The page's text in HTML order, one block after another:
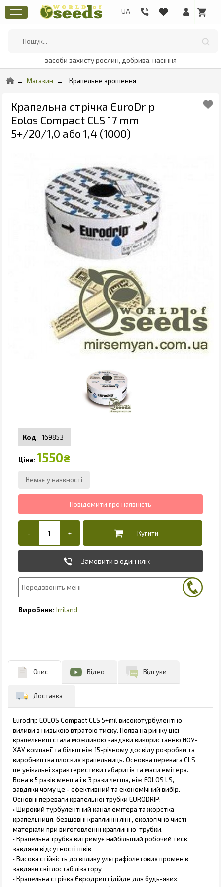
засоби захисту рослин, добрива, насіння
Магазин Крапельне зрошення
Крапельна стрічка EuroDrip
Eolos Compact CLS 17 mm
5+/20/1,0 або 1,4 (1000)
169853
1550₴
Замовити в один клік
Irriland
Опис Відео Відгуки
Доставка
Eurodrip EOLOS Compact CLS 5+mil високотурбулентної
виливи з низькою втратою тиску. Поява на ринку цієї
крапельниці стала можливою завдяки використанню НОУ-
ХАУ компанії та більш ніж 15-річному досвіду розробки та
виробництва плоских крапельниць. Основна перевага CLS
це унікальні характеристики габаритів та маси емітера.
Вона в 5 разів менша і в 3 рази легша, ніж EOLOS LS,
завдяки чому це - ефективний та економічний вибір.
Основні переваги крапельної трубки EURODRIP:
• Широкий турбулентний канал емітера та жорстка
крапельниця, безшовні краплинні лінії, екологічно чисті
матеріали при виготовленні краплинної трубки.
• Крапельна трубка витримує найбільший робочий тиск
завдяки відсутності швів
• Висока стійкість до впливу ультрафіолетових променів
завдяки світлостабілізатору
• Крапельна стрічка Євродрип підійде для будь-яких